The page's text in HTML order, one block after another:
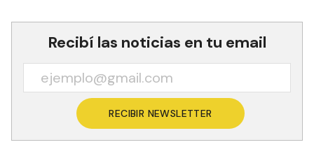
Recibí las noticias en tu email
RECIBIR NEWSLETTER